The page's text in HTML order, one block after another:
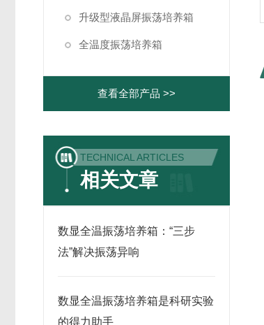
升级型液晶屏振荡培养箱
全温度振荡培养箱
查看全部产品 >>
TECHNICAL ARTICLES
相关文章
数显全温振荡培养箱：“三步
法”解决振荡异响
数显全温振荡培养箱是科研实验
的得力助手